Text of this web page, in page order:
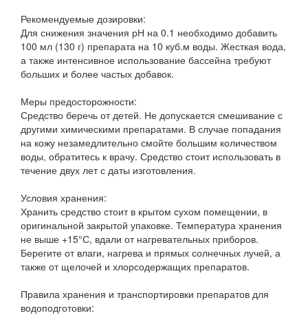
Рекомендуемые дозировки:
Для снижения значения рН на 0.1 необходимо добавить
100 мл (130 г) препарата на 10 куб.м воды. Жесткая вода,
а также интенсивное использование бассейна требуют
больших и более частых добавок.
Меры предосторожности:
Средство беречь от детей. Не допускается смешивание с
другими химическими препаратами. В случае попадания
на кожу незамедлительно смойте большим количеством
воды, обратитесь к врачу. Средство стоит использовать в
течение двух лет с даты изготовления.
Условия хранения:
Хранить средство стоит в крытом сухом помещении, в
оригинальной закрытой упаковке. Температура хранения
не выше +15°С, вдали от нагревательных приборов.
Берегите от влаги, нагрева и прямых солнечных лучей, а
также от щелочей и хлорсодержащих препаратов.
Правила хранения и транспортировки препаратов для
водоподготовки: